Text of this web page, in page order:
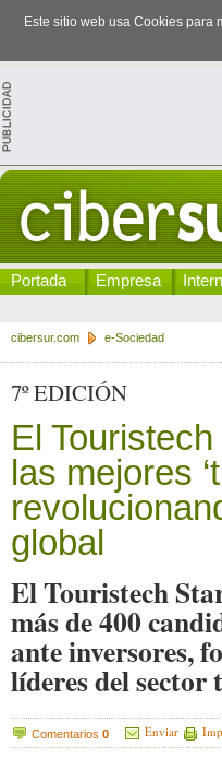
Este sitio web usa Cookies
Portada Empresa
cibersur.com e-Sociedad
7º EDICIÓN
El
las mejores
global
El Touristech
más de 400
ante inversores,
líderes del
Comentarios 0 Enviar